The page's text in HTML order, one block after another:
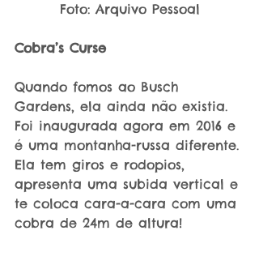
Foto: Arquivo Pessoal
Cobra’s Curse
Quando fomos ao Busch
Gardens, ela ainda não existia.
Foi inaugurada agora em 2016 e
é uma montanha-russa diferente.
Ela tem giros e rodopios,
apresenta uma subida vertical e
te coloca cara-a-cara com uma
cobra de 24m de altura!